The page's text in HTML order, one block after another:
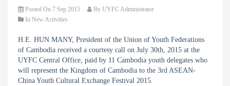
Posted On 7 Sep 2015 By UYFC Administrator
In New Activities
H.E. HUN MANY, President of the Union of Youth Federations
of Cambodia received a courtesy call on July 30th, 2015 at the
UYFC Central Office, paid by 11 Cambodia youth delegates who
will represent the Kingdom of Cambodia to the 3rd ASEAN-
China Youth Cultural Exchange Festival 2015.